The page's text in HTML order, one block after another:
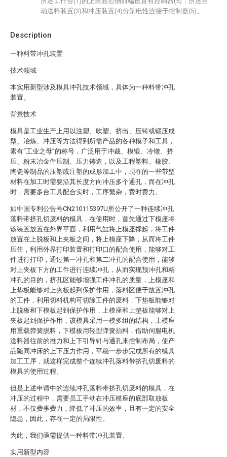
Description
一种料带冲孔装置
技术领域
本实用新型涉及模具冲孔技术领域，具体为一种料带冲孔
装置。
背景技术
模具是工业生产上用以注塑、吹塑、挤出、压铸或锻压成
型、冶炼、冲压等方法得到所需产品的各种模子和工具，
素有“工业之母”的称号，广泛用于冲裁、模锻、冷镦、挤
压、粉末冶金件压制、压力铸造，以及工程塑料、橡胶、
陶瓷等制品的压塑或注塑的成形加工中，现在的一些带型
材料在加工时需要沿其长度方向冲压多个通孔，而在冲孔
时，需要多台工具配合实时，工序繁杂，费时费力。
如中国专利公告号CN210115397U所公开了一种连续冲孔
落料带挤孔切废料的模具，在使用时，首先通过下模座将
该装置放置在外界平面，利用气缸将上模座撑起，将工件
放置在上脱板和上夹板之间，将上模座下降，从而将工件
压住，利用外界打印装置和打印口的配合使用，能够对工
件进行打印，通过第一冲孔和第二冲孔的配合使用，能够
对上夹板下方的工件进行连续冲孔，从而实现预冲孔和精
冲孔的目的，挤孔区能够增强工件冲孔的质量，上模座和
上垫板能够对上夹板起到保护作用，落料区便于放置冲孔
的工件，利用切料机构可切除工件的废料，下垫板能够对
上脱板和下模板起到保护作用，上模座和上垫板能够对上
夹板起到保护作用，该模具采用一模多组的结构，上模座
用重载弹簧脱料，下模板用轻型弹簧抬料，借助伺服电机
送料器往前的推力和上下引导针与通孔来控制布局，使产
品随同冲床的上下压力作用，平稳一步步完成所有的模具
加工工序，就这样完成整个连续冲孔落料带挤孔切废料的
模具的使用过程。
但是上述申请中的连续冲孔落料带挤孔切废料的模具，在
冲压的过程中，需要员工手动在冲压模座的底部取放板
材，不仅费事费力，降低了冲压的效率，且有一定的安全
隐患，因此，存在一定的局限性。
为此，我们亟需提供一种料带冲孔装置。
实用新型内容
动送料装置(3)和冲压装置(4)分别电性连接于控制器(5)。